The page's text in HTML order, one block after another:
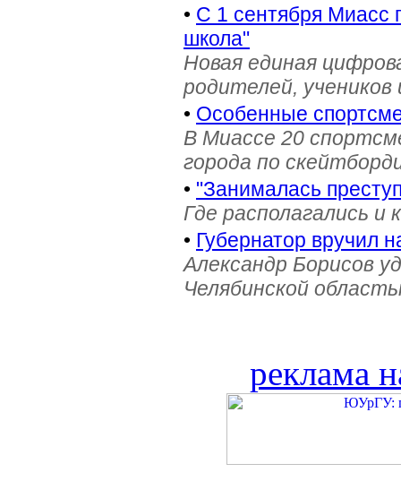
• С 1 сентября Миасс
школа"
Новая единая
родителей, учеников
• Особенные
В Миассе 20
города по
• "Занималась
Где располагались и
• Губернатор вручил
Александр Борисов
Челябинской
реклама